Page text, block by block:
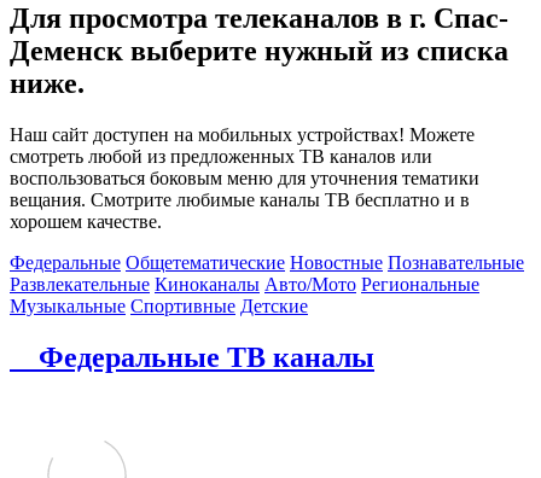
Для просмотра телеканалов в г. Спас-
Деменск выберите нужный из списка
ниже.
Наш сайт доступен на мобильных устройствах! Можете
смотреть любой из предложенных ТВ каналов или
воспользоваться боковым меню для уточнения тематики
вещания. Смотрите любимые каналы ТВ бесплатно и в
хорошем качестве.
Федеральные Общетематические Новостные Познавательные
Развлекательные Киноканалы Авто/Мото Региональные
Музыкальные Спортивные Детские
Федеральные ТВ каналы